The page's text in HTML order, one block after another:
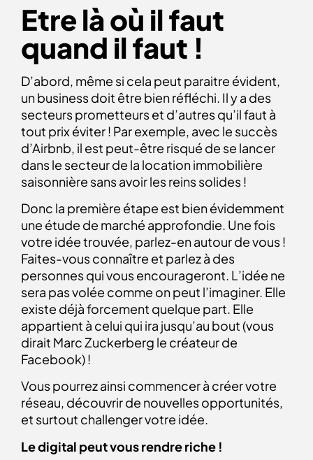
Etre là où il faut
quand il faut !
D’abord, même si cela peut paraitre évident,
un business doit être bien réfléchi. Il y a des
secteurs prometteurs et d’autres qu’il faut à
tout prix éviter ! Par exemple, avec le succès
d’Airbnb, il est peut-être risqué de se lancer
dans le secteur de la location immobilière
saisonnière sans avoir les reins solides !
Donc la première étape est bien évidemment
une étude de marché approfondie. Une fois
votre idée trouvée, parlez-en autour de vous !
Faites-vous connaître et parlez à des
personnes qui vous encourageront. L’idée ne
sera pas volée comme on peut l’imaginer. Elle
existe déjà forcement quelque part. Elle
appartient à celui qui ira jusqu’au bout (vous
dirait Marc Zuckerberg le créateur de
Facebook) !
Vous pourrez ainsi commencer à créer votre
réseau, découvrir de nouvelles opportunités,
et surtout challenger votre idée.
Le digital peut vous rendre riche !